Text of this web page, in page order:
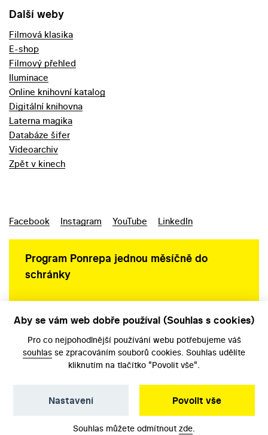
Další weby
Filmová klasika
E-shop
Filmový přehled
Iluminace
Online knihovní katalog
Digitální knihovna
Laterna magika
Databáze šifer
Videoarchiv
Zpět v kinech
Facebook Instagram YouTube LinkedIn
Program Ponrepa jednou měsíčně do
schránky
Aby se vám web dobře používal (Souhlas s cookies)
Pro co nejpohodlnější používání webu potřebujeme váš
souhlas se zpracováním souborů cookies. Souhlas udělíte
kliknutím na tlačítko "Povolit vše".
Povolit vše
Nastavení
Souhlas můžete odmítnout zde